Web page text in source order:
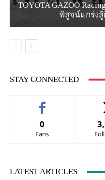
TOYOTA GAZOO
พิสูจน์แกร่งสู้
STAY CONNECTED
0
Fans
LATEST ARTICLES